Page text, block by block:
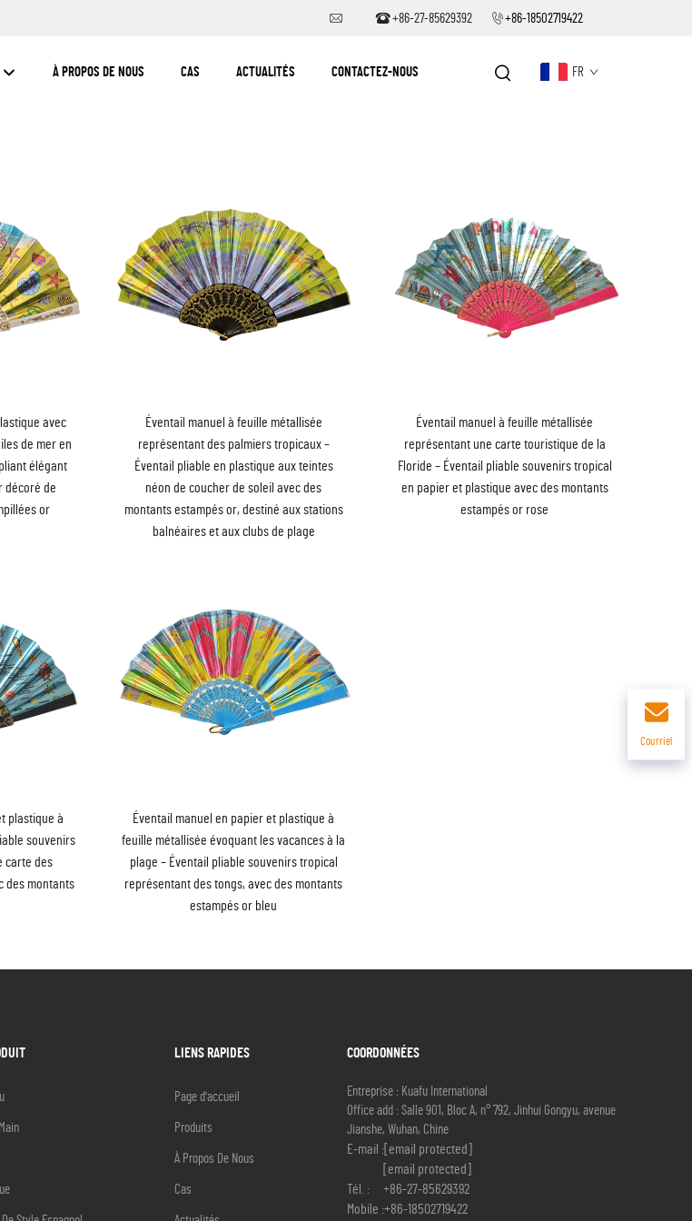
+86-27-85629392 +86-18502719422
À PROPOS DE NOUS CAS ACTUALITÉS CONTACTEZ-NOUS FR
avec
de mer en
élégant
décoré de
or
Éventail manuel à feuille métallisée
représentant des palmiers tropicaux –
Éventail pliable en plastique aux teintes
néon de coucher de soleil avec des
montants estampés or, destiné aux stations
balnéaires et aux clubs de plage
Éventail manuel à feuille métallisée
représentant une carte touristique de la
Floride – Éventail pliable souvenirs tropical
en papier et plastique avec des montants
estampés or rose
plastique à
souvenirs
carte des
des montants
Éventail manuel en papier et plastique à
feuille métallisée évoquant les vacances à la
plage – Éventail pliable souvenirs tropical
représentant des tongs, avec des montants
estampés or bleu
Courriel
LIENS RAPIDES
Page d'accueil
Produits
À Propos De Nous
Cas
COORDONNÉES
Entreprise : Kuafu International
Office add : Salle 901, Bloc A, n° 792, Jinhui Gongyu, avenue
Jianshe, Wuhan, Chine
E-mail :[email protected]
[email protected]
Tél. :
+86-27-85629392
Mobile :+86-18502719422